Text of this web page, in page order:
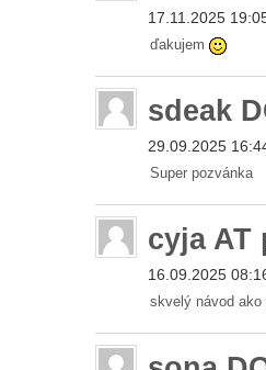
17.11.2025
ďakujem
sdeak
29.09.2025
Super pozvánka
cyja AT
16.09.2025
skvelý návod